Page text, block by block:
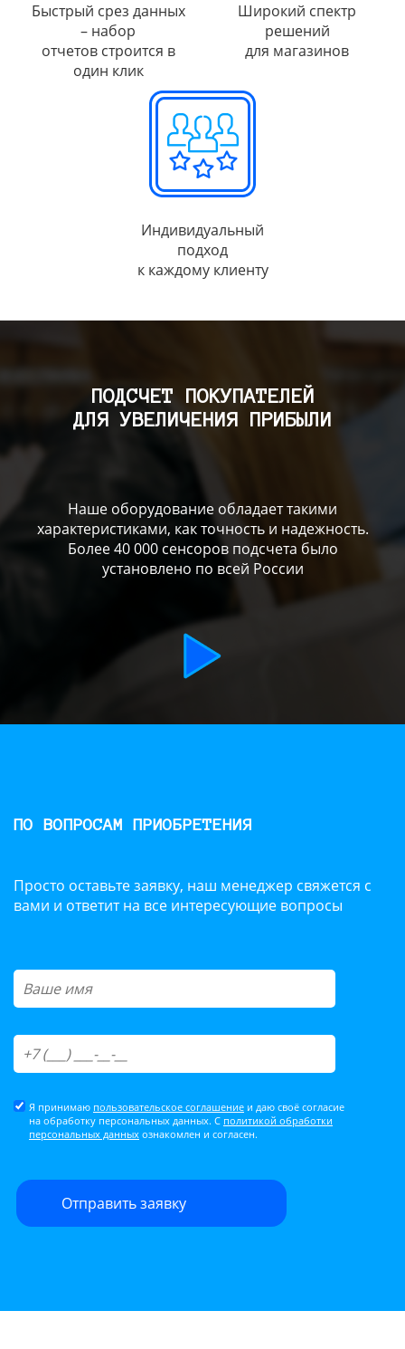
Быстрый срез данных
– набор
отчетов строится в
один клик
Широкий спектр
решений
для магазинов
Индивидуальный
подход
к каждому клиенту
ПОДСЧЕТ ПОКУПАТЕЛЕЙ
ДЛЯ УВЕЛИЧЕНИЯ ПРИБЫЛИ
Наше оборудование обладает такими
характеристиками, как точность и надежность.
Более 40 000 сенсоров подсчета было
установлено по всей России
ПО ВОПРОСАМ ПРИОБРЕТЕНИЯ
Просто оставьте заявку, наш менеджер свяжется с
вами и ответит на все интересующие вопросы
Я принимаю пользовательское соглашение и даю своё согласие
на обработку персональных данных. С политикой обработки
персональных данных ознакомлен и согласен.